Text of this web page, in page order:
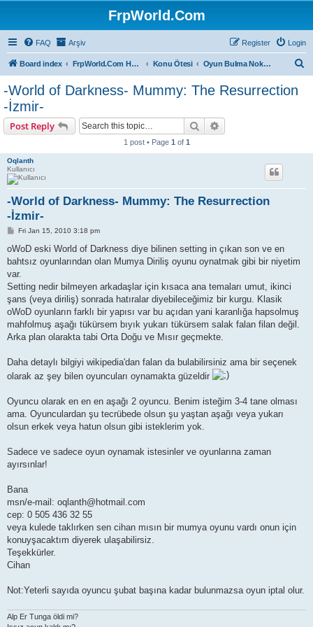
FrpWorld.Com
FAQ Arşiv Login
Register
Board index FrpWorld.Com Hakkında Konu Ötesi Oyun Bulma Noktası
-World of Darkness- Mummy: The Resurrection
-İzmir-
Post Reply Search
1 post • Page 1 of 1
Oqlanth
Kullanıcı
-World of Darkness- Mummy: The Resurrection
-İzmir-
P
s
Fri Jan 15, 2010 3:18 pm
oWoD eski World of Darkness diye bilinen setting in çıkan son ve en
bahtsız oyunlarından olan Mumya Diriliş oyunu oynatmak gibi bir niyetim
var.
Setting nedir bilmeyen arkadaşlar için kısaca ana temaları umut, ikinci
şans (veya diriliş) sonrada hatıralar diyebileceğimiz bir kurgu. Klasik
oWoD oyunların farklı bir yapısı var bu açıdan yani karanlığa hapsolmuş
mahfolmuş aşağı tükürsem bıyık yukarı tükürsem salak falan filan değil.
Arka plan olarakta tabi Orta Doğu ve Mısır geçmekte.
Daha detaylı bilgiyi wikipedia'dan falan da bulabilirsiniz ama bir seçenek
olarak az şey bilen oyuncuları oynamakta güzeldir
Oyuncu olarak en en en aşağı 2 oyuncu. Benim isteğim 3-4 tane olması
ama. Oyunculardan şu tecrübede olsun şu yaştan aşağı veya yukarı
olsun erkek veya hatun olsun gibi isteklerim yok.
Sadece ve sadece oyun oynamak istesinler ve oyunlarına zaman
ayırsınlar!
Bana
msn/e-mail: oqlanth@hotmail.com
cep: 0 505 436 32 55
veya kulede taklırken sen cihan mısın bir mumya oyunu vardı onun için
konuyşacaktım diyerek ulaşabilirsiz.
Teşekkürler.
Cihan
Not:Yeterli sayıda oyuncu şubat başına kadar bulunmazsa oyun iptal olur.
Alp Er Tunga öldi mi?